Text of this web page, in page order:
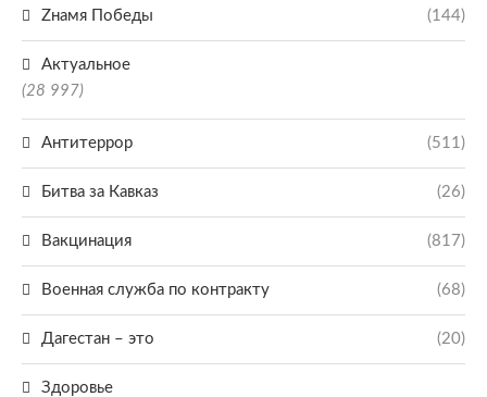
Zнамя Победы (144)
Актуальное
(28 997)
Антитеррор (511)
Битва за Кавказ (26)
Вакцинация (817)
Военная служба по контракту (68)
Дагестан – это (20)
Здоровье